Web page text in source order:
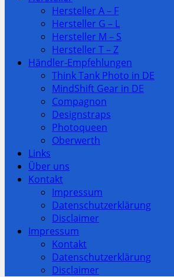
Hersteller A – F
Hersteller G – L
Hersteller M – S
Hersteller T – Z
Händler-Empfehlungen
Think Tank Photo in DE
MindShift Gear in DE
Compagnon
Designstraps
Photoqueen
Oberwerth
Links
Über uns
Kontakt
Impressum
Datenschutzerklärung
Disclaimer
Impressum
Kontakt
Datenschutzerklärung
Disclaimer